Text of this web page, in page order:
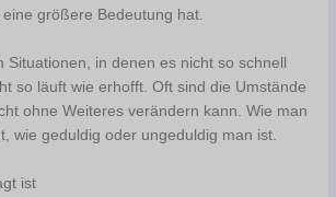
größere Bedeutung hat.
Situationen, in denen es nicht so schnell
so läuft wie erhofft. Oft sind die Umstände
ohne Weiteres verändern kann. Wie man
wie geduldig oder ungeduldig man ist.
ist